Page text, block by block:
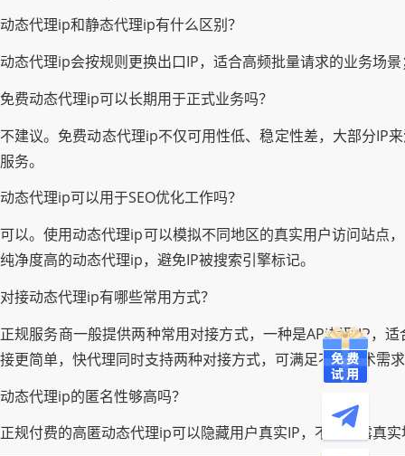
动态代理ip和静态代理ip有什么区别？
动态代理ip会按规则更换出口IP，适合高频批量请求的业务场
免费动态代理ip可以长期用于正式业务吗？
不建议。免费动态代理ip不仅可用性低、稳定性差，大部分IP
服务。
动态代理ip可以用于SEO优化工作吗？
可以。使用动态代理ip可以模拟不同地区的真实用户访问站点
纯净度高的动态代理ip，避免IP被搜索引擎标记。
对接动态代理ip有哪些常用方式？
正规服务商一般提供两种常用对接方式，一种是API提取IP，
接更简单，快代理同时支持两种对接方式，可满足不同技术需
动态代理ip的匿名性够高吗？
正规付费的高匿动态代理ip可以隐藏用户真实IP，不会泄露真